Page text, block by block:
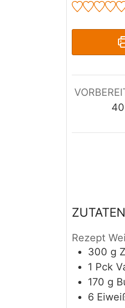
40
ZUTATEN
Rezept
300 g
1 Pck
170 g
6